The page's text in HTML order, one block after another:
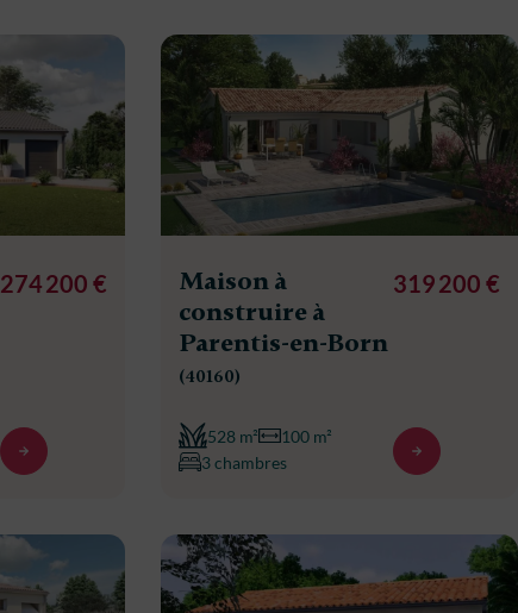
274 200 €
Maison à
construire à
Parentis-en-Born
(40160)
528 m²
100 m²
3 chambres
319 200 €